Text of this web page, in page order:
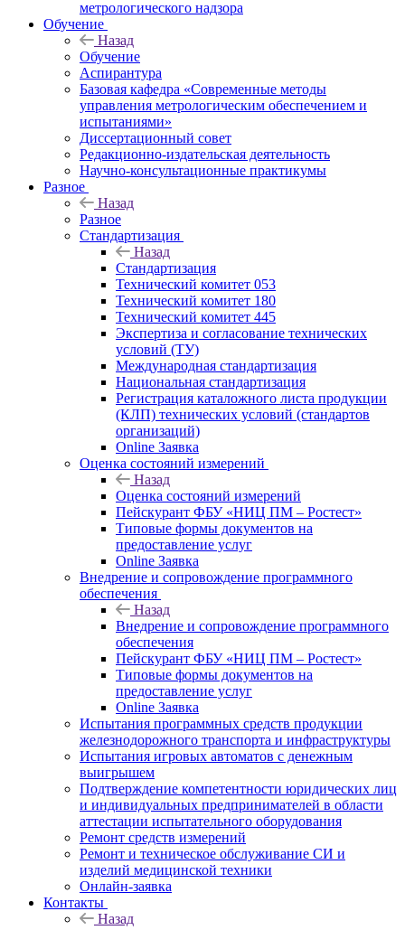
метрологического надзора
Обучение
Назад
Обучение
Аспирантура
Базовая кафедра «Современные методы
управления метрологическим обеспечением и
испытаниями»
Диссертационный совет
Редакционно-издательская деятельность
Научно-консультационные практикумы
Разное
Назад
Разное
Стандартизация
Назад
Стандартизация
Технический комитет 053
Технический комитет 180
Технический комитет 445
Экспертиза и согласование технических
условий (ТУ)
Международная стандартизация
Национальная стандартизация
Регистрация каталожного листа продукции
(КЛП) технических условий (стандартов
организаций)
Online Заявка
Оценка состояний измерений
Назад
Оценка состояний измерений
Пейскурант ФБУ «НИЦ ПМ – Ростест»
Типовые формы документов на
предоставление услуг
Online Заявка
Внедрение и сопровождение программного
обеспечения
Назад
Внедрение и сопровождение программного
обеспечения
Пейскурант ФБУ «НИЦ ПМ – Ростест»
Типовые формы документов на
предоставление услуг
Online Заявка
Испытания программных средств продукции
железнодорожного транспорта и инфраструктуры
Испытания игровых автоматов с денежным
выигрышем
Подтверждение компетентности юридических лиц
и индивидуальных предпринимателей в области
аттестации испытательного оборудования
Ремонт средств измерений
Ремонт и техническое обслуживание СИ и
изделий медицинской техники
Онлайн-заявка
Контакты
Назад